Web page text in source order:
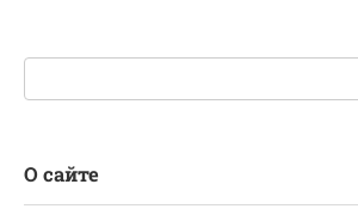
Поиск:
О сайте